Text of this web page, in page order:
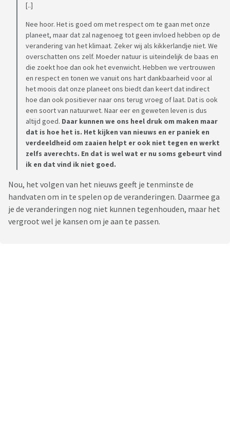
[..]
Nee hoor. Het is goed om met respect om te gaan met onze
planeet, maar dat zal nagenoeg tot geen invloed hebben op de
verandering van het klimaat. Zeker wij als kikkerlandje niet. We
overschatten ons zelf. Moeder natuur is uiteindelijk de baas en
die zoekt hoe dan ook het evenwicht. Hebben we vertrouwen
en respect en tonen we vanuit ons hart dankbaarheid voor al
het moois dat onze planeet ons biedt dan keert dat indirect
hoe dan ook positiever naar ons terug vroeg of laat. Dat is ook
een soort van natuurwet. Naar eer en geweten leven is dus
altijd goed. Daar kunnen we ons heel druk om maken maar
dat is hoe het is. Het kijken van nieuws en er paniek en
verdeeldheid om zaaien helpt er ook niet tegen en werkt
zelfs averechts. En dat is wel wat er nu soms gebeurt vind
ik en dat vind ik niet goed.
Nou, het volgen van het nieuws geeft je tenminste de
handvaten om in te spelen op de veranderingen. Daarmee ga
je de veranderingen nog niet kunnen tegenhouden, maar het
vergroot wel je kansen om je aan te passen.